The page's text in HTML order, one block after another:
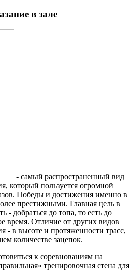
в зале
- самый распространенный вид
который пользуется огромной
Победы и достижения именно в
престижными. Главная цель в
- добраться до топа, то есть до
время. Отличие от других видов
- в высоте и протяженности трасс,
количестве зацепок.
к соревнованиям на
тренировочная стена для